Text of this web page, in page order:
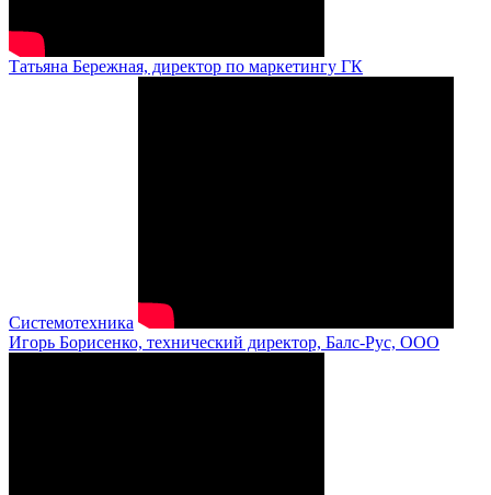
Татьяна Бережная, директор по маркетингу ГК
Системотехника
Игорь Борисенко, технический директор, Балс-Рус, ООО